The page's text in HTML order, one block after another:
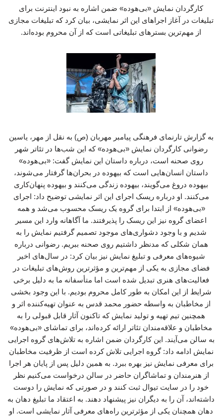
کارگردان نمایش «بی‌هوده» ضمن اشاره به نبود اینترنت برای
تبلیغات در آغاز اجراهای این اثر نمایشی، بیان کرد که تبلیغات مجازی
از مهم‌ترین بسترهای تبلیغاتی است که از آن محروم بوده‌اند.
به گزارش تارنمای فرهنگی پیامبر مهربان (ص) به نقل از مهر، یاسین
رضوانی کارگردان نمایش «بی‌هوده» که این شب‌ها در تئاتر شهر
روی صحنه است، درباره داستان این نمایش گفت: «بی‌هوده»
داستان انسان‌هایی است که بیهوده در بحران‌ها گرفتار می‌شوند،
بیهوده دروغ می‌گویند، بیهوده زندگی می‌کنند و بیهوده پنهان‌کاری
می‌کنند. او درباره ریسک اجرای این اثر نمایشی توضیح داد: اجرای
«بی‌هوده» از ابتدا برای گروه یک ریسک محسوب می‌شد و همه
اعضای گروه نیز این ریسک را پذیرفتند. ما آگاهانه وارد این مسیر
شدیم و با وجود دشواری‌های موجود تصمیم گرفتیم نمایش را به
همان شکلی که مدنظر داشتیم روی صحنه ببریم. رضوانی درباره
شیوه‌های معرفی و تبلیغ نمایش نیز بیان کرد: در سال‌های اخیر
فضای مجازی به یکی از مهم‌ترین و مؤثرترین روش‌های تبلیغات در
فعالیت‌های هنری تبدیل شده است اما متأسفانه ما به دلیل برخی
شرایط از این امکان به طور کامل محروم بودیم. با این وجود بخشی
از مخاطبان به واسطه حضور محمد قدس به عنوان تهیه‌کننده اثر و
همچنین تیم تهیه و تولید نمایش که تاکنون آثار قابل قبولی را به
مخاطبان و علاقه‌مندان تئاتر ارائه کرده‌اند، برای تماشای «بی‌هوده»
به سالن می‌آیند. این کارگردان ضمن اشاره به تلاش‌های گروه اجرایی
نمایش ادامه داد: گروه اجرایی تلاش کرده است از ظرفیت مخاطبان
برای معرفی نمایش نیز بهره ببرد. به همین دلیل پس از پایان هر اجرا
از هنرمندان و تماشاگران حاضر در سالن درخواست می‌کنیم نظر
خود را در سایت تیوال ثبت کنند و در صورتی که نمایش را دوست
داشته‌اند، آن را به دیگران نیز پیشنهاد دهند. به اعتقاد ما تبلیغ دهان به
دهان همچنان یکی از مؤثرترین راه‌های معرفی آثار نمایشی است. او